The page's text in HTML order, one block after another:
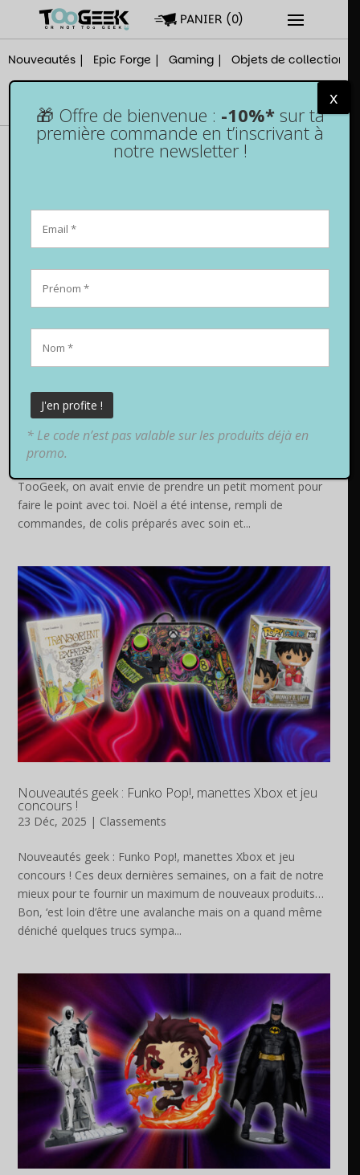
PANIER (0)
Nouveautés Epic Forge Gaming Objets de collection
Fin 2025 : le bilan et un grand merci à vous !
6 Jan, 2026|Classements
Fin 2025 : le bilan et un grand merci à vous ! Les fêtes de fin
TooGeek, on avait envie de prendre un petit moment pour
faire le point avec toi. Noël a été intense, rempli de
commandes, de colis préparés avec soin et...
Nouveautés geek : Funko Pop!, manettes Xbox et jeu
concours !
23 Déc, 2025 | Classements
Nouveautés geek : Funko Pop!, manettes Xbox et jeu
concours ! Ces deux dernières semaines, on a fait de notre
mieux pour te fournir un maximum de nouveaux produits…
Bon, ‘est loin d’être une avalanche mais on a quand même
déniché quelques trucs sympa...
🎁 Offre de bienvenue : -10%*sur ta
première commande en t’inscrivant à
notre newsletter !
* Le code n’est pas valable sur les produits déjà en
promo.
x